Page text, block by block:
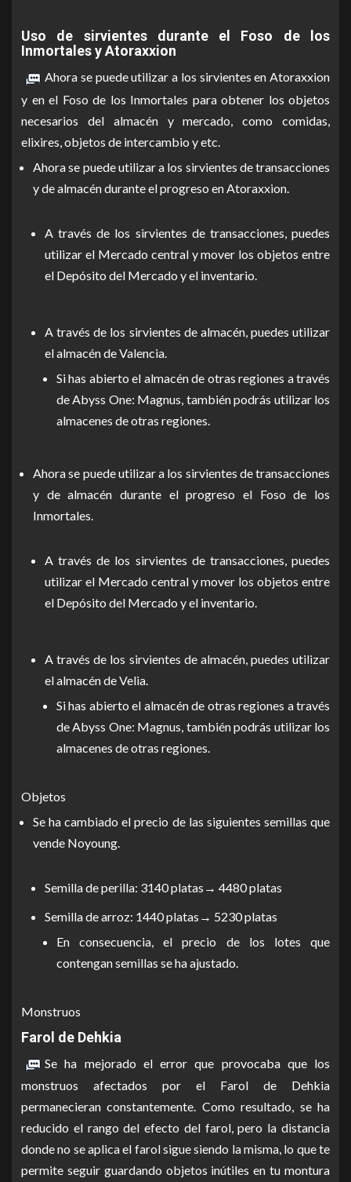
Uso de sirvientes durante el Foso de los
Inmortales y Atoraxxion
Ahora se puede utilizar a los sirvientes en Atoraxxion
y en el Foso de los Inmortales para obtener los objetos
necesarios del almacén y mercado, como comidas,
elixires, objetos de intercambio y etc.
Ahora se puede utilizar a los sirvientes de transacciones
y de almacén durante el progreso en Atoraxxion.
A través de los sirvientes de transacciones, puedes
utilizar el Mercado central y mover los objetos entre
el Depósito del Mercado y el inventario.
A través de los sirvientes de almacén, puedes utilizar
el almacén de Valencia.
Si has abierto el almacén de otras regiones a través
de Abyss One: Magnus, también podrás utilizar los
almacenes de otras regiones.
Ahora se puede utilizar a los sirvientes de transacciones
y de almacén durante el progreso el Foso de los
Inmortales.
A través de los sirvientes de transacciones, puedes
utilizar el Mercado central y mover los objetos entre
el Depósito del Mercado y el inventario.
A través de los sirvientes de almacén, puedes utilizar
el almacén de Velia.
Si has abierto el almacén de otras regiones a través
de Abyss One: Magnus, también podrás utilizar los
almacenes de otras regiones.
Objetos
Se ha cambiado el precio de las siguientes semillas que
vende Noyoung.
Semilla de perilla: 3140 platas→ 4480 platas
Semilla de arroz: 1440 platas→ 5230 platas
En consecuencia, el precio de los lotes que
contengan semillas se ha ajustado.
Monstruos
Farol de Dehkia
Se ha mejorado el error que provocaba que los
monstruos afectados por el Farol de Dehkia
permanecieran constantemente. Como resultado, se ha
reducido el rango del efecto del farol, pero la distancia
donde no se aplica el farol sigue siendo la misma, lo que te
permite seguir guardando objetos inútiles en tu montura